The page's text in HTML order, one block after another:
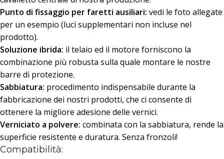
Punto di fissaggio per faretti ausiliari: vedi le foto allegate
per un esempio (luci supplementari non incluse nel
prodotto).
Soluzione ibrida: il telaio ed il motore forniscono la
combinazione più robusta sulla quale montare le nostre
barre di protezione.
Sabbiatura: procedimento indispensabile durante la
fabbricazione dei nostri prodotti, che ci consente di
ottenere la migliore adesione delle vernici.
Verniciato a polvere: combinata con la sabbiatura, rende la
superficie resistente e duratura. Senza fronzoli!
Compatibilità: